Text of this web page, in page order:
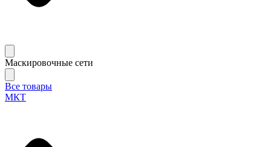
Маскировочные сети
Все товары
МКТ